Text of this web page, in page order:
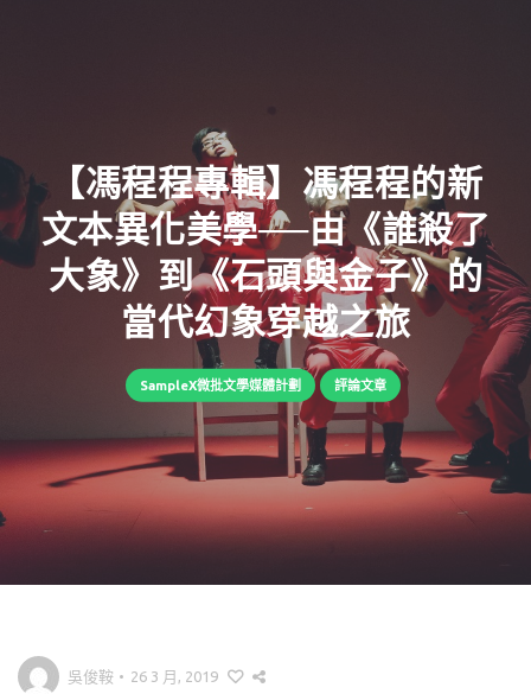
【馮程程專輯】馮程程的新
文本異化美學──由《誰殺了
大象》到《石頭與金子》的
當代幻象穿越之旅
SampleX微批文學媒體計劃 評論文章
吳俊鞍 • 26 3 月, 2019